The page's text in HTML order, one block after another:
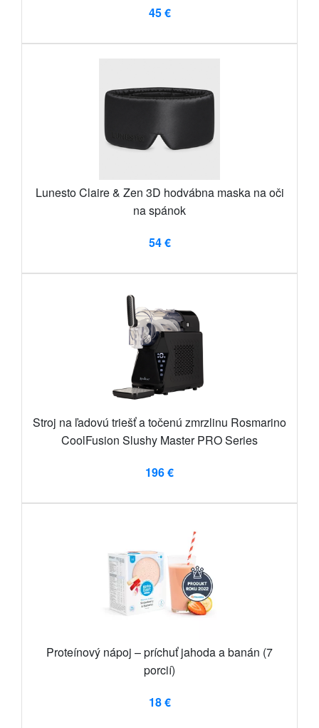
45 €
Lunesto Claire & Zen 3D hodvábna maska ​​na oči
na spánok
54 €
Stroj na ľadovú triešť a točenú zmrzlinu Rosmarino
CoolFusion Slushy Master PRO Series
196 €
Proteínový nápoj – príchuť jahoda a banán (7
porcií)
18 €